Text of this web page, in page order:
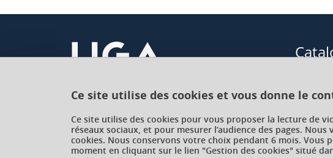
Ce site utilise des cookies et vous donne le
Ce site utilise des cookies pour vous proposer la lecture de
réseaux sociaux, et pour mesurer l’audience des pages.
cookies. Nous conservons votre choix pendant 6 mois. Vous
moment en cliquant sur le lien "Gestion des cookies" situé
Université Grenoble Alpes
621 avenue Centrale
38400 Saint-Martin-d'Hères